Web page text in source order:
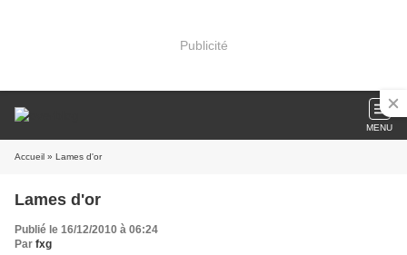
Publicité
MENU
Accueil » Lames d'or
Lames d'or
Publié le 16/12/2010 à 06:24
Par fxg